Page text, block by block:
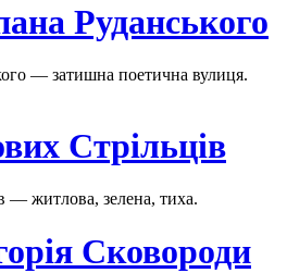
Руданського
— затишна поетична вулиця.
Стрільців
— житлова, зелена, тиха.
Сковороди